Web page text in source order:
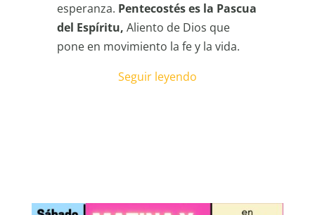
esperanza. Pentecostés es la Pascua
del Espíritu, Aliento de Dios que
pone en movimiento la fe y la vida.
Seguir leyendo